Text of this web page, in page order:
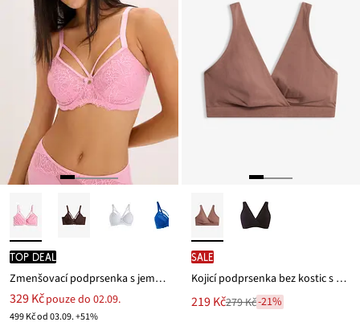
TOP DEAL
Zmenšovací podprsenka s jemnou krajkou
329 Kčpouze do 02.09.
499 Kč od 03.09. +51%
SALE
Kojicí podprsenka bez kostic s organickou bavlnou
Nová
219 Kč
Zlevněno279 Kč-21%